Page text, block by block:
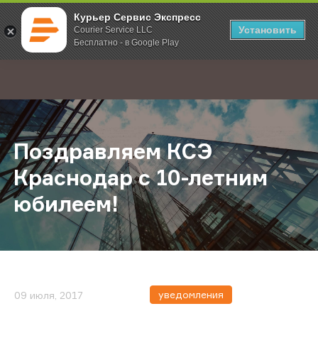
Курьер Сервис Экспресс
Courier Service LLC
Бесплатно - в Google Play
Установить
; Главная О компании Новости Поздравляем КСЭ Краснодар с
Поздравляем КСЭ
Краснодар с 10-летним
юбилеем!
09 июля, 2017 уведомления